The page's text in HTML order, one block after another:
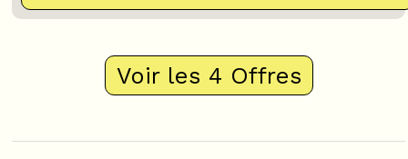
Voir les 4 Offres